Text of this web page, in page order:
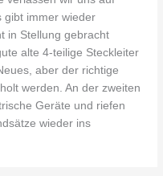
gibt immer wieder
in Stellung gebracht
alte 4-teilige Steckleiter
aber der richtige
werden. An der zweiten
Geräte und riefen
wieder ins